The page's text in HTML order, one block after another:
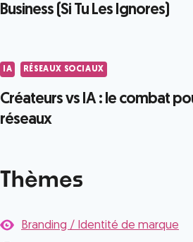
Business (Si Tu Les Ignores)
IA RÉSEAUX SOCIAUX
Créateurs vs IA : le combat
réseaux
Thèmes
Branding / Identité de marque